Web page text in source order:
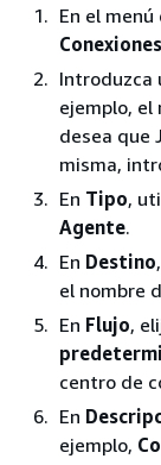
En el
Introduzca
ejemplo, el
desea que
misma,
En Tipo,
Agente.
En Destino
el nombre
En Flujo,
centro de
En
ejemplo,